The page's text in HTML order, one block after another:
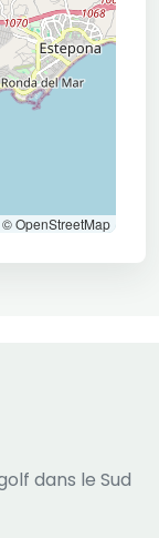
© OpenStreetMap
dans le Sud